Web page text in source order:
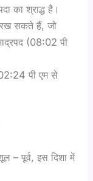
का श्राद्ध है।
रख सकते हैं, जो
(08:02 पी
पी एम से
– पूर्व, इस दिशा में